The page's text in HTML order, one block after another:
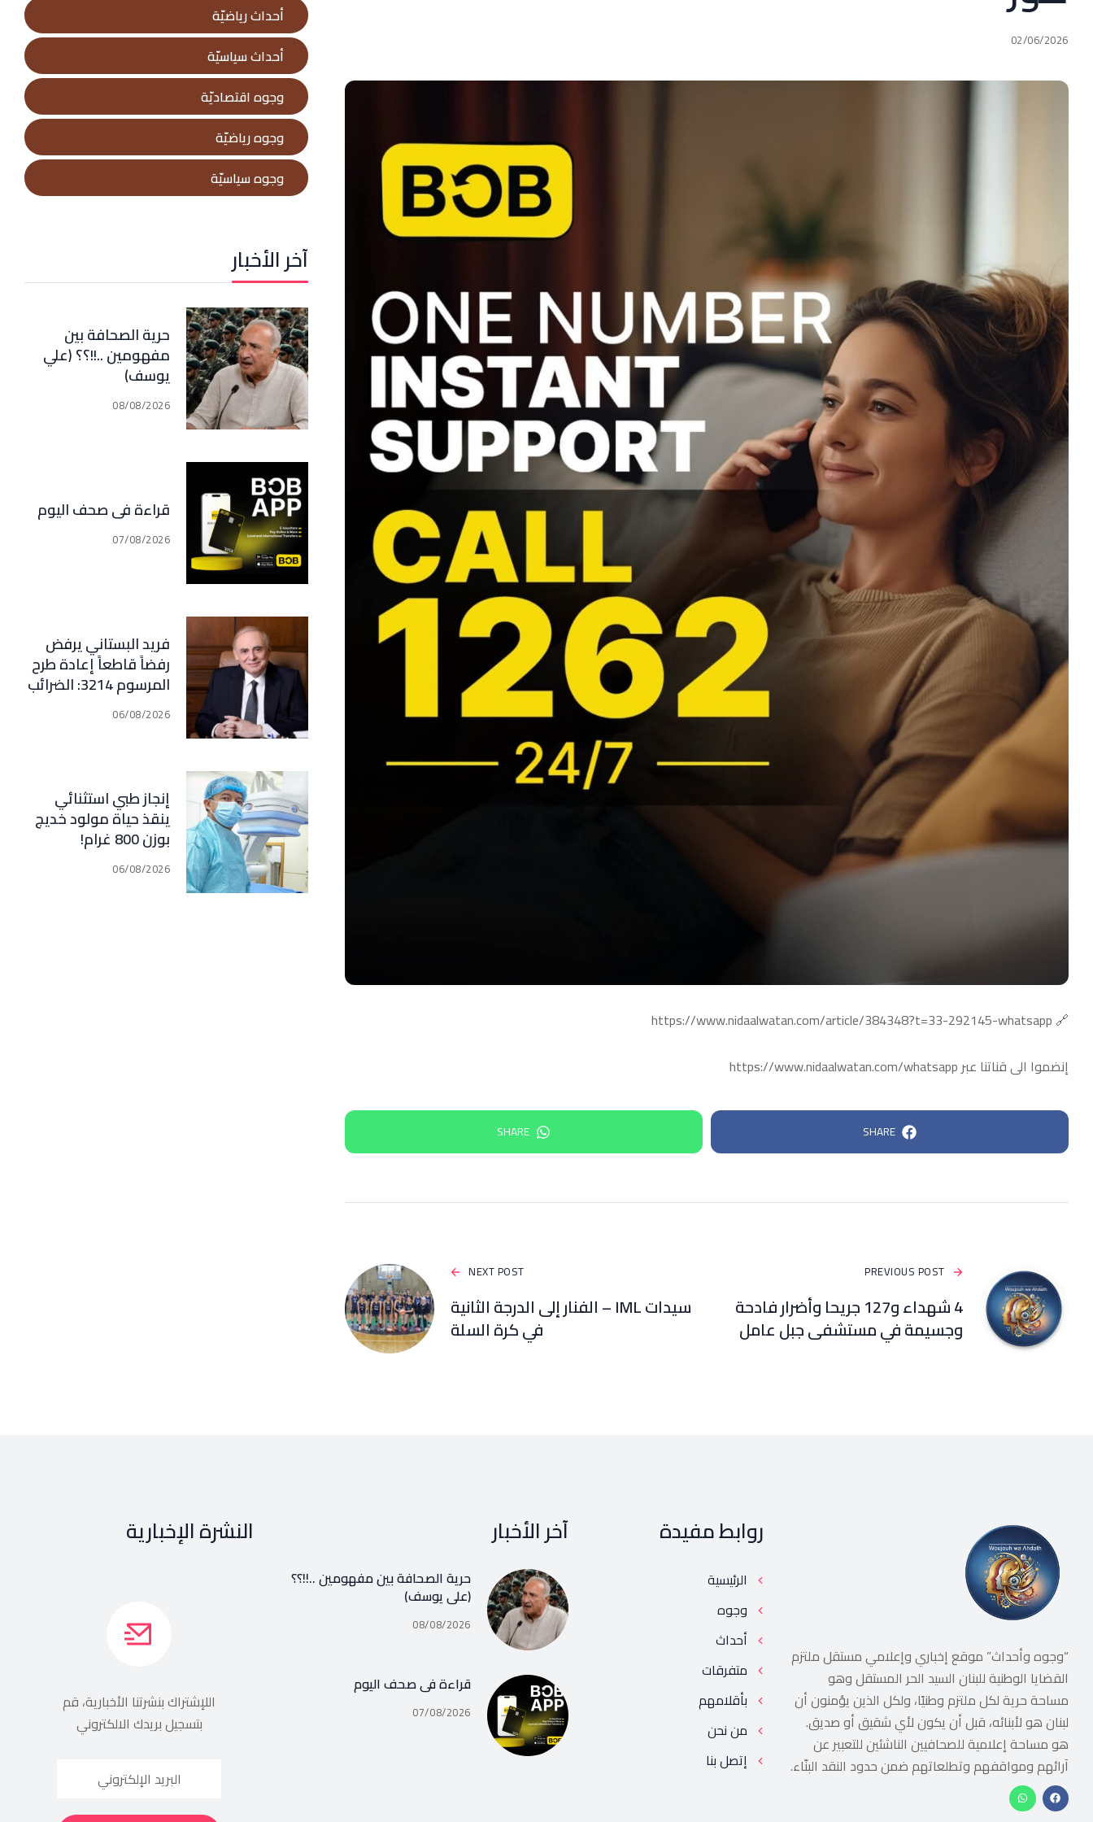
02/06/2026
🔗 https://www.nidaalwatan.com/article/384348?t=33-292145-whatsapp
إنضموا الى قناتنا عبر https://www.nidaalwatan.com/whatsapp
SHARE
SHARE
PREVIOUS POST
4 شهداء و127 جريحا وأضرار فادحة
وجسيمة في مستشفى جبل عامل
NEXT POST
سيدات IML – الفنار إلى الدرجة الثانية
في كرة السلة
أحداث رياضيّة
أحداث سياسيّة
وجوه اقتصاديّة
وجوه رياضيّة
وجوه سياسيّة
آخر الأخبار
حرية الصحافة بين
مفهومين ..!!؟؟ (علي
يوسف)
08/08/2026
قراءة في صحف اليوم
07/08/2026
فريد البستاني يرفض
رفضاً قاطعاً إعادة طرح
المرسوم 3214: الضرائب
الجديدة تعرقل التعافي
الاقتصادي وتناقض
06/08/2026
إنجاز طبي استثنائي
ينقذ حياة مولود خديج
بوزن 800 غرام!
06/08/2026
“وجوه وأحداث” موقع إخباري وإعلامي مستقل ملتزم
القضايا الوطنية للبنان السيد الحر المستقل وهو
مساحة حرية لكل ملتزم وطنيًا، ولكل الذين يؤمنون أن
لبنان هو لأبنائه، قبل أن يكون لأي شقيق أو صديق.
هو مساحة إعلامية للصحافيين الناشئين للتعبير عن
آرائهم ومواقفهم وتطلعاتهم ضمن حدود النقد البنّاء.
روابط مفيدة
الرئيسية
وجوه
أحداث
متفرقات
بأقلامهم
من نحن
إتصل بنا
آخر الأخبار
حرية الصحافة بين مفهومين ..!!؟؟
(علي يوسف)
08/08/2026
قراءة في صحف اليوم
07/08/2026
النشرة الإخبارية
اللإشتراك بنشرتنا الأخبارية، قم
بتسجيل بريدك الالكتروني